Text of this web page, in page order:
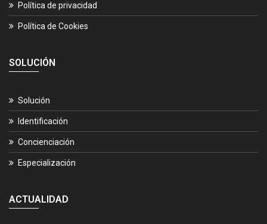
Política de privacidad
Política de Cookies
SOLUCIÓN
Solución
Identificación
Concienciación
Especialización
ACTUALIDAD